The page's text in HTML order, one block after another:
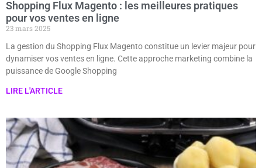
Shopping Flux Magento : les meilleures pratiques
pour vos ventes en ligne
23 mars 2025
La gestion du Shopping Flux Magento constitue un levier majeur pour
dynamiser vos ventes en ligne. Cette approche marketing combine la
puissance de Google Shopping
LIRE L'ARTICLE